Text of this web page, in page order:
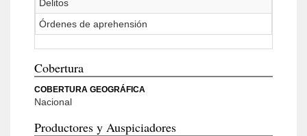
Delitos
Órdenes de aprehensión
Cobertura
COBERTURA GEOGRÁFICA
Nacional
Productores y Auspiciadores